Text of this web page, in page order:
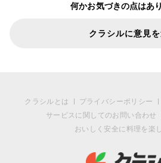
何かお気づきの点はあ
クラシルに意見
クラシルとは プライバシーポリシー
サービスに関してのお問い合わせ
おいしく安全に料理を楽